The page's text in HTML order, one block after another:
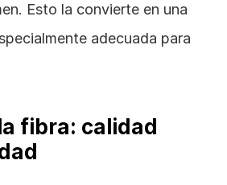
Esto la convierte en una
adecuada para
fibra: calidad